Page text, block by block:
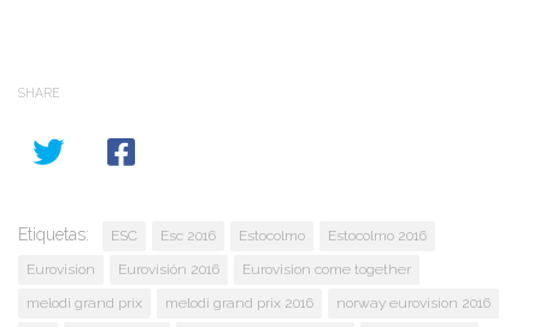
SHARE
Etiquetas: ESC Esc 2016 Estocolmo
Estocolmo 2016
Eurovision
Eurovisión 2016
Eurovision come together
melodi grand prix
melodi grand prix 2016
norway eurovision 2016